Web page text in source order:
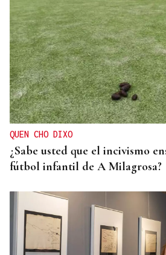
BARREIRA NATURAL
Os pasteiros e a gandeiría en
Vilariño de Conso, defensa
QUEN CHO DIXO
¿Sabe usted que el incivismo
fútbol infantil de A Milagrosa?